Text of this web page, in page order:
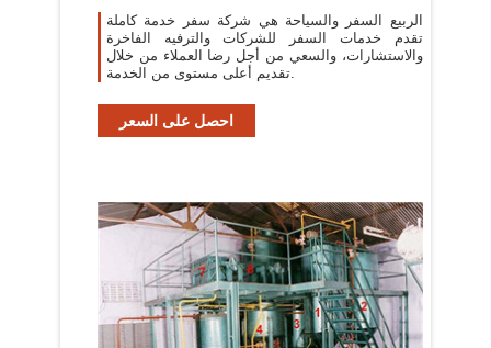
الربيع السفر والسياحة هي شركة سفر خدمة كاملة
تقدم خدمات السفر للشركات والترفيه الفاخرة
والاستشارات، والسعي من أجل رضا العملاء من خلال
تقديم أعلى مستوى من الخدمة.
احصل على السعر